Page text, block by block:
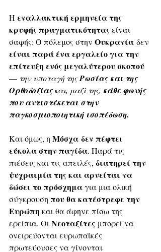
Η εναλλακτική ερμηνεία της
κρυφής πραγματικότητας είναι
σαφής: Ο πόλεμος στην Ουκρανία δεν
είναι παρά ένα εργαλείο για την
επίτευξη ενός μεγαλύτερου σκοπού
— την υποταγή της Ρωσίας και της
Ορθοδοξίας και, μαζί της, κάθε φωνής
που αντιστέκεται στην
παγκοσμιοποιητική ισοπέδωση.
Και όμως, η Μόσχα δεν πέφτει
εύκολα στην παγίδα. Παρά τις
πιέσεις και τις απειλές, διατηρεί την
ψυχραιμία της και αρνείται να
δώσει το πρόσχημα για μια ολική
σύγκρουση που θα κατέστρεφε την
Ευρώπη και θα άφηνε πίσω της
ερείπια. Οι Νεοταξίτες μπορεί να
ονειρεύονται ευρωπαϊκές
πρωτεύουσες να γίνονται